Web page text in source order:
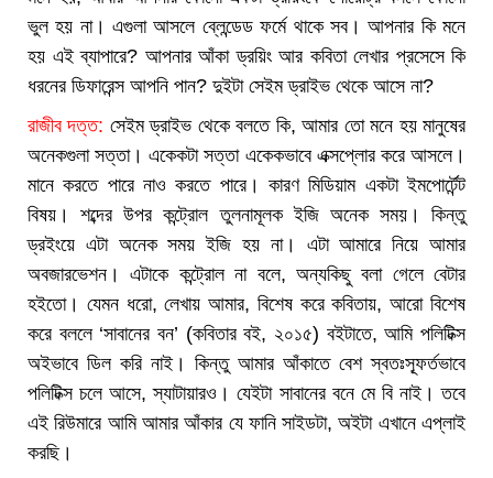
ভুল হয় না। এগুলা আসলে ব্লেন্ডেড ফর্মে থাকে সব। আপনার কি মনে
হয় এই ব্যাপারে? আপনার আঁকা ড্রয়িং আর কবিতা লেখার প্রসেসে কি
ধরনের ডিফারেন্স আপনি পান? দুইটা সেইম ড্রাইভ থেকে আসে না?
রাজীব দত্ত: সেইম ড্রাইভ থেকে বলতে কি, আমার তো মনে হয় মানুষের
অনেকগুলা সত্তা। একেকটা সত্তা একেকভাবে এক্সপ্লোর করে আসলে।
মানে করতে পারে নাও করতে পারে। কারণ মিডিয়াম একটা ইমপোর্টেন্ট
বিষয়। শব্দের উপর কন্ট্রোল তুলনামূলক ইজি অনেক সময়। কিন্তু
ড্রইংয়ে এটা অনেক সময় ইজি হয় না। এটা আমারে নিয়ে আমার
অবজারভেশন। এটাকে কন্ট্রোল না বলে, অন্যকিছু বলা গেলে বেটার
হইতো। যেমন ধরো, লেখায় আমার, বিশেষ করে কবিতায়, আরো বিশেষ
করে বললে ‘সাবানের বন’ (কবিতার বই, ২০১৫) বইটাতে, আমি পলিটিক্স
অইভাবে ডিল করি নাই। কিন্তু আমার আঁকাতে বেশ স্বতঃস্ফূর্তভাবে
পলিটিক্স চলে আসে, স্যাটায়ারও। যেইটা সাবানের বনে মে বি নাই। তবে
এই রিউমারে আমি আমার আঁকার যে ফানি সাইডটা, অইটা এখানে এপ্লাই
করছি।